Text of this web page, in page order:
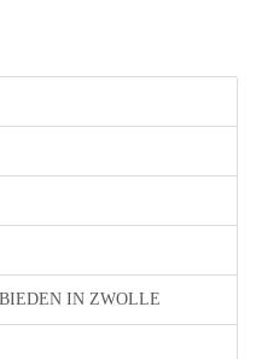
IN ZWOLLE